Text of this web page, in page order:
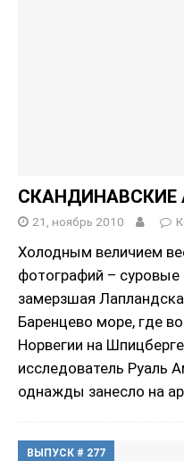
СКАНДИНАВСКИЕ
21, ноябрь 2010
Холодным величием
фотографий –
замерзшая
Баренцево море, где
Норвегии на
исследователь Руаль
однажды занесло на
ВЫПУСК # 277